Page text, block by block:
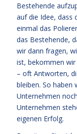
Bestehende
auf die Idee, dass
einmal das
das Bestehende,
wir dann fragen,
ist, bekommen
– oft Antworten,
bleiben. So
Unternehmen
Unternehmen
eigenen Erfolg.